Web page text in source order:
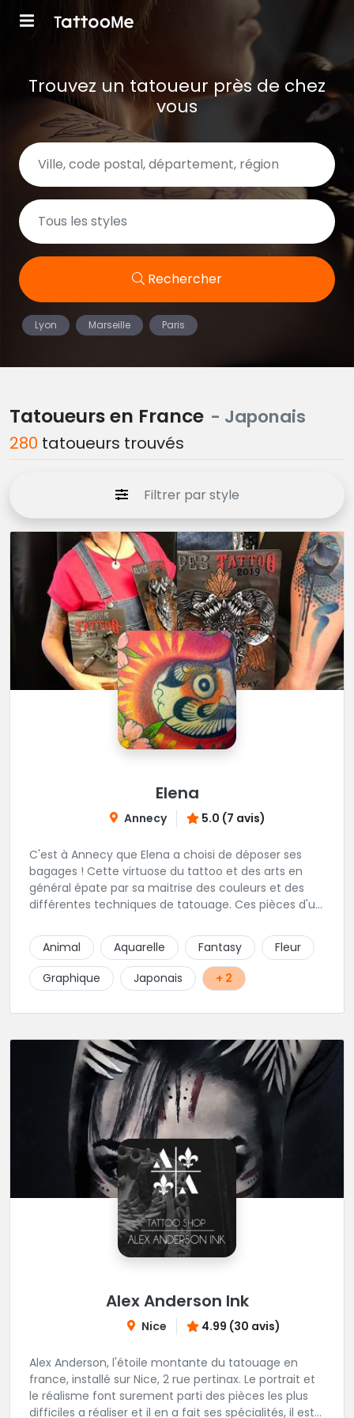
Trouvez un tatoueur près de chez
vous
Rechercher
Lyon Marseille Paris
Tatoueurs en France - Japonais
280 tatoueurs trouvés
Filtrer par style
Elena
Annecy 5.0 (7 avis)
C'est à Annecy que Elena a choisi de déposer ses
bagages ! Cette virtuose du tattoo et des arts en
général épate par sa maitrise des couleurs et des
différentes techniques de tatouage. Ces pièces d'un
On vient de très loin pour se faire tatouer par cette
artiste ! N'hésitez pas à la contacter par téléphone:
0648079720 ou messages sur Instagram ou
Facebook.
Animal Aquarelle Fantasy
Fleur
Graphique
Japonais + 2
Alex Anderson Ink
Nice 4.99 (30 avis)
Alex Anderson, l'étoile montante du tatouage en
france, installé sur Nice, 2 rue pertinax. Le portrait et
le réalisme font surement parti des pièces les plus
difficiles a réaliser et il en a fait ses spécialités, il est